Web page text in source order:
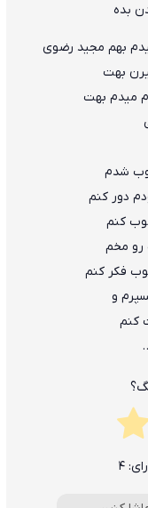
بده
بهت
میدم بهت
شدم
دور کنم
کنم
رو مخم
فکر کنم
و
کنم
4